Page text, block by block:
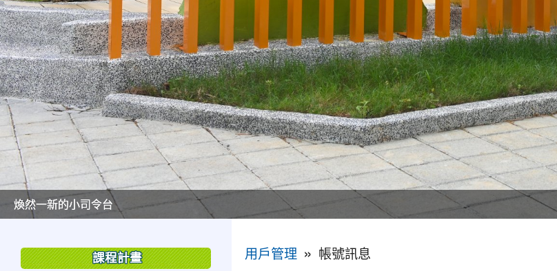
美麗的操場是我們活力的來源
美麗的操場是我們活力的來源
煥然一新的小司令台
煥然一新的小司令台
富含桃園埤塘田園風光意象的中廊
富含桃園埤塘田園風光意象的中廊
嶄新的中庭廣場
嶄新的中庭廣場
水生池生生不息
水生池生生不息
用戶管理 » 帳號訊息
課程計畫